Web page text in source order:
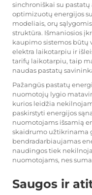
sinchroniškai su
optimizuotų energijos
modeliais, orų
struktūra. Išmaniosios
kaupimo sistemos būtų
elektra laikotarpiu ir
tarifų laikotarpiu, taip
naudas pastatų
Pažangūs pastatų
nuomotojų lygio
kurios leidžia
paskirstyti energijos
nuomotojams išsamią
skaidrumo užtikrinama
bendradarbiaujamas
naudingos tiek
nuomotojams, nes
Saugos ir